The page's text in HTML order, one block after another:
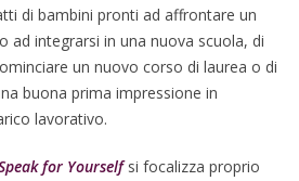
di bambini pronti ad affrontare un
ad integrarsi in una nuova scuola, di
un nuovo corso di laurea o di
buona prima impressione in
lavorativo.
for Yourselfsi focalizza proprio